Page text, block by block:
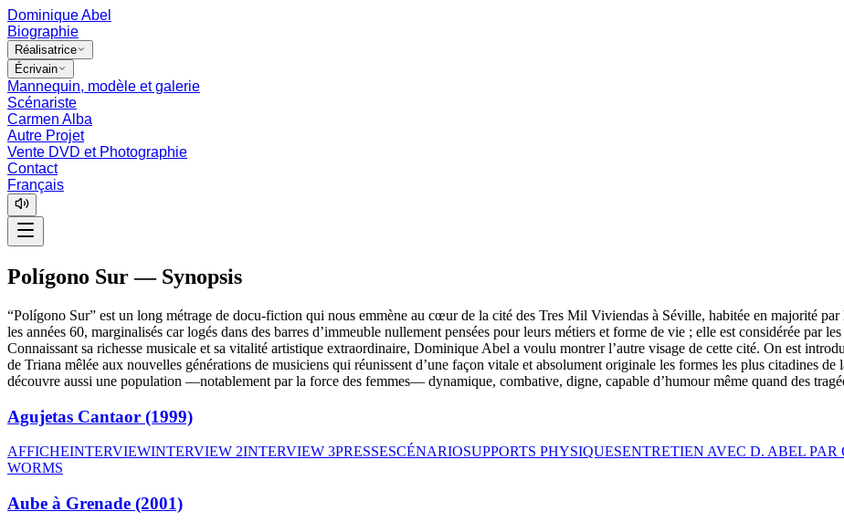
Dominique Abel
Biographie
Réalisatrice
Écrivain
Mannequin, modèle et galerie
Scénariste
Carmen Alba
Autre Projet
Vente DVD et Photographie
Contact
Français
Polígono Sur — Synopsis
“Polígono Sur” est un long métrage de docu-fiction qui nous emmène au cœur de la cité des Tres Mil Viviendas à Séville, habitée en majorité
les années 60, marginalisés car logés dans des barres d’immeuble nullement pensées pour leurs métiers et forme de vie ; elle est considérée par
Connaissant sa richesse musicale et sa vitalité artistique extraordinaire, Dominique Abel a voulu montrer l’autre visage de cette cité. On est
de Triana mêlée aux nouvelles générations de musiciens qui réunissent d’une façon vitale et absolument originale les formes les plus citadines
découvre aussi une population —notablement par la force des femmes— dynamique, combative, digne, capable d’humour même quand des
Agujetas Cantaor (1999)
AFFICHEINTERVIEWINTERVIEW 2INTERVIEW 3PRESSESCÉNARIOSUPPORTS PHYSIQUESENTRETIEN AVEC D. ABEL PAR
WORMS
Aube à Grenade (2001)